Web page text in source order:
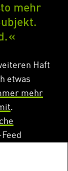
mehr
Haft
etwas
mehr
.